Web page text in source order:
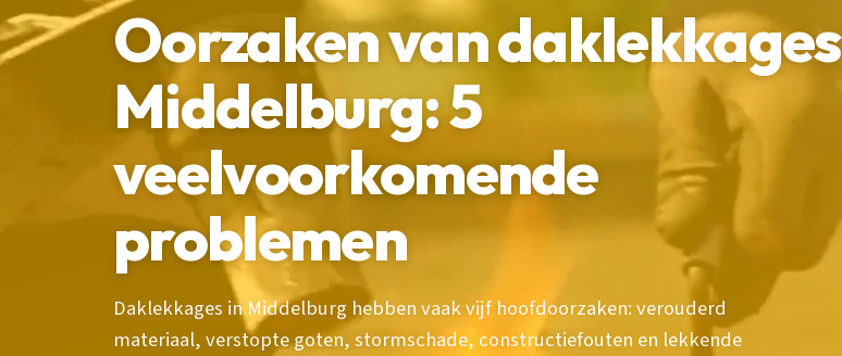
Oorzaken van daklekkages
Middelburg: 5
veelvoorkomende
problemen
Daklekkages in Middelburg hebben vaak vijf hoofdoorzaken: verouderd
materiaal, verstopte goten, stormschade, constructiefouten en lekkende